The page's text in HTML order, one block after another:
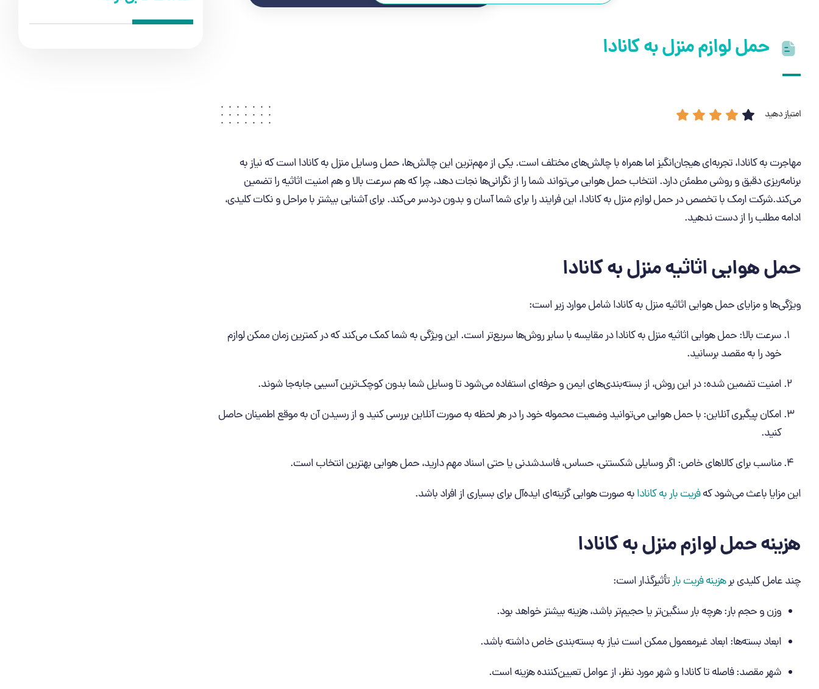
حمل لوازم منزل به کانادا
امتیاز دهید
مهاجرت به کانادا، تجربه‌ای هیجان‌انگیز اما همراه با چالش‌های مختلف است. یکی از مهم‌ترین این چالش‌ها، حمل وسایل منزل به کانادا است که نیاز به
برنامه‌ریزی دقیق و روشی مطمئن دارد. انتخاب حمل هوایی می‌تواند شما را از نگرانی‌ها نجات دهد، چرا که هم سرعت بالا و هم امنیت اثاثیه را تضمین
می‌کند.شرکت ارمک با تخصص در حمل لوازم منزل به کانادا، این فرایند را برای شما آسان و بدون دردسر می‌کند. برای آشنایی بیشتر با مراحل و نکات کلیدی،
ادامه مطلب را از دست ندهید.
حمل هوایی اثاثیه منزل به کانادا
ویژگی‌ها و مزایای حمل هوایی اثاثیه منزل به کانادا شامل موارد زیر است:
سرعت بالا: حمل هوایی اثاثیه منزل به کانادا در مقایسه با سایر روش‌ها سریع‌تر است. این ویژگی به شما کمک می‌کند که در کمترین زمان ممکن لوازم
خود را به مقصد برسانید.
امنیت تضمین ‌شده: در این روش، از بسته‌بندی‌های ایمن و حرفه‌ای استفاده می‌شود تا وسایل شما بدون کوچک‌ترین آسیبی جابه‌جا شوند.
امکان پیگیری آنلاین: با حمل هوایی می‌توانید وضعیت محموله خود را در هر لحظه به صورت آنلاین بررسی کنید و از رسیدن آن به موقع اطمینان حاصل
کنید.
مناسب برای کالاهای خاص: اگر وسایلی شکستنی، حساس، فاسدشدنی یا حتی اسناد مهم دارید، حمل هوایی بهترین انتخاب است.
این مزایا باعث می‌شود کهفریت بار به کانادابه صورت هوایی گزینه‌ای ایده‌آل برای بسیاری از افراد باشد.
هزینه حمل لوازم منزل به کانادا
چند عامل کلیدی برهزینه فریت بارتأثیرگذار است:
وزن و حجم بار: هرچه بار سنگین‌تر یا حجیم‌تر باشد، هزینه بیشتر خواهد بود.
ابعاد بسته‌ها: ابعاد غیرمعمول ممکن است نیاز به بسته‌بندی خاص داشته باشد.
شهر مقصد: فاصله تا کانادا و شهر مورد نظر، از عوامل تعیین‌کننده هزینه است.